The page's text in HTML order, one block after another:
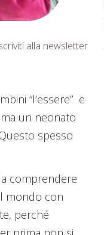
alla newsletter
“l’essere” e
un neonato
spesso
comprendere
mondo con
perché